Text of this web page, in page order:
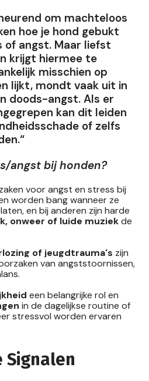
om machteloos
hoe je hond gebukt
angst. Maar liefst
krijgt hiermee te
misschien op
lijkt, mondt vaak uit in
doods-angst. Als er
kan dit leiden
of zelfs
.“
angst bij honden?
voor angst en stress bij
worden bang wanneer ze
en bij anderen zijn harde
onweer of luide muziekde
of jeugdtrauma's zijn
van angststoornissen,
.
een belangrijke rol en
in de dagelijkse routine of
stressvol worden ervaren
Signalen